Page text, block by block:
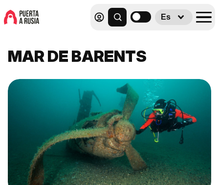
Es
MAR DE BARENTS